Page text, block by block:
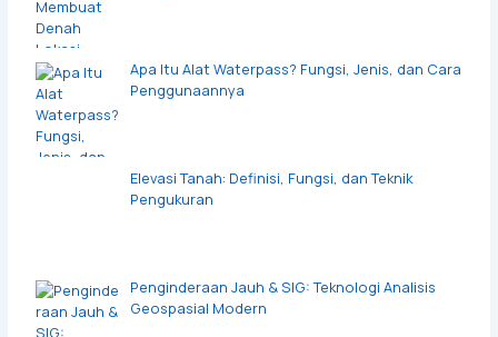
Apa Itu Alat Waterpass? Fungsi, Jenis, dan Cara
Penggunaannya
Elevasi Tanah: Definisi, Fungsi, dan Teknik
Pengukuran
Penginderaan Jauh & SIG: Teknologi Analisis
Geospasial Modern